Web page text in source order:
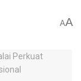
AA